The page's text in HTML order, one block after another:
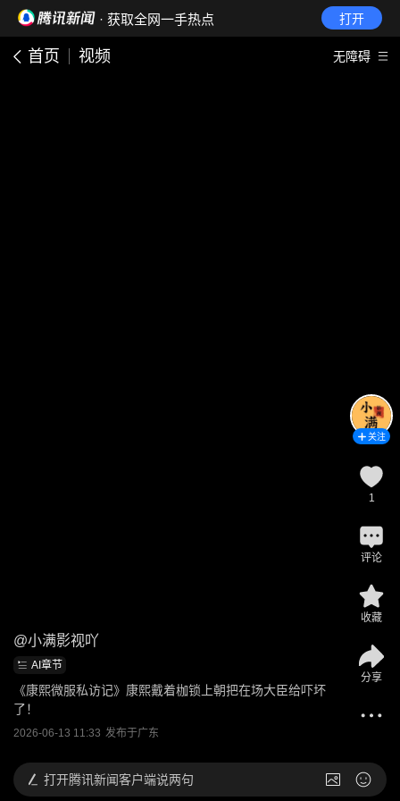
· 获取全网一手热点 打开
首页 视频 无障碍
@小满影视吖
AI章节
《康熙微服私访记》康熙戴着枷锁上朝把在场大臣给吓坏
了！
2026-06-13 11:33 发布于广东
关注
1
评论
收藏
分享
打开腾讯新闻客户端说两句